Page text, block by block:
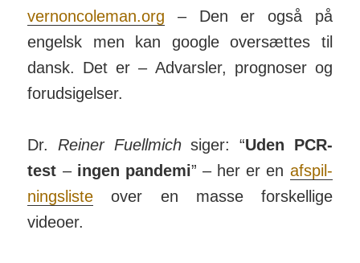
vernon­coleman.org – Den er også på
engelsk men kan google over­sættes til
dansk. Det er – Advarsler, prog­noser og
for­ud­sigelser.
Dr. Reiner Fuellmichsiger: “Uden PCR-
test – ingen pandemi” – her er en af­spil­
nings­liste over en masse for­skellige
videoer.